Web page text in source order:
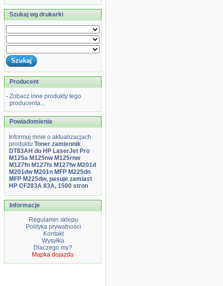
Szukaj wg drukarki
Producent
- Zobacz inne produkty tego
producenta...
Powiadomienia
Informuj mnie o aktualizacjach
produktu Toner zamiennik
DT83AH do HP LaserJet Pro
M125a M125nw M125rnw
M127fn M127fs M127fw M201d
M201dw M201n MFP M225dn
MFP M225dw, pasuje zamiast
HP CF283A 83A, 1500 stron
Informacje
Regulamin sklepu
Polityka prywatności
Kontakt
Wysyłka
Dlaczego my?
Mapka dojazdu